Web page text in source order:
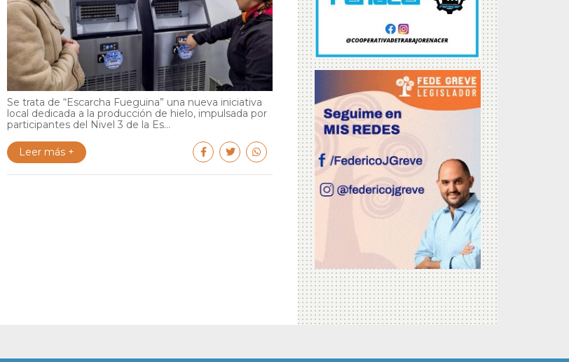
Se trata de “Escarcha Fueguina” una nueva iniciativa
local dedicada a la producción de hielo, impulsada por
participantes del Nivel 3 de la Es...
Leer más +